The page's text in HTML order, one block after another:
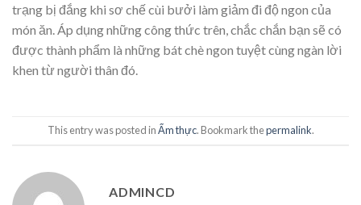
trạng bị đắng khi sơ chế cùi bưởi làm giảm đi độ ngon của
món ăn. Áp dụng những công thức trên, chắc chắn bạn sẽ có
được thành phẩm là những bát chè ngon tuyệt cùng ngàn lời
khen từ người thân đó.
This entry was posted inẨm thực. Bookmark thepermalink.
ADMINCD